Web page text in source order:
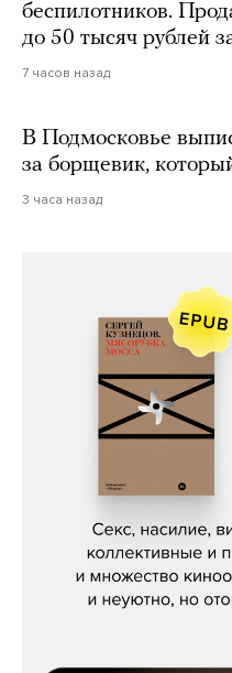
беспилотников.
до 50 тысяч рублей
7 часов назад
В Подмосковье
за борщевик,
3 часа назад
Сергей